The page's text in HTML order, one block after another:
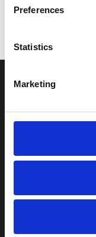
Preferences
Statistics
Marketing
Vi oplever i øjeblikket
leveres, eller hvor
naturligvis, hvis dette
INFORMATIONER